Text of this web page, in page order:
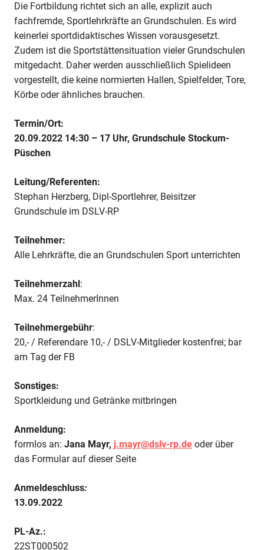
Die Fortbildung richtet sich an alle, explizit auch
fachfremde, Sportlehrkräfte an Grundschulen. Es wird
keinerlei sportdidaktisches Wissen vorausgesetzt.
Zudem ist die Sportstättensituation vieler Grundschulen
mitgedacht. Daher werden ausschließlich Spielideen
vorgestellt, die keine normierten Hallen, Spielfelder, Tore,
Körbe oder ähnliches brauchen.
Termin/Ort:
20.09.2022 14:30 – 17 Uhr, Grundschule Stockum-
Püschen
Leitung/Referenten:
Stephan Herzberg, Dipl-Sportlehrer, Beisitzer
Grundschule im DSLV-RP
Teilnehmer:
Alle Lehrkräfte, die an Grundschulen Sport unterrichten
Teilnehmerzahl :
Max. 24 TeilnehmerInnen
Teilnehmergebühr:
20,- / Referendare 10,- / DSLV-Mitglieder kostenfrei; bar
am Tag der FB
Sonstiges:
Sportkleidung und Getränke mitbringen
Anmeldung:
formlos an: Jana Mayr, j.mayr@dslv-rp.de oder über
das Formular auf dieser Seite
Anmeldeschluss:
13.09.2022
PL-Az.:
22ST000502